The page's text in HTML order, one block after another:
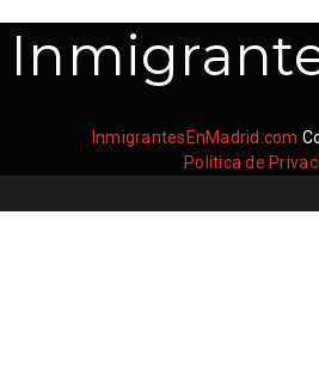
InmigrantesEnMadrid.com
Política de